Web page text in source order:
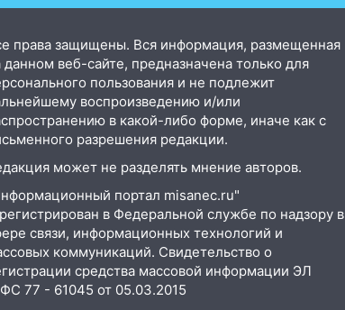
права защищены. Вся информация, размещенная
данном веб-сайте, предназначена только для
пользования и не подлежит
воспроизведению и/или
в какой-либо форме, иначе как с
разрешения редакции.
может не разделять мнение авторов.
портал misanec.ru"
в Федеральной службе по надзору в
связи, информационных технологий и
коммуникаций. Свидетельство о
средства массовой информации ЭЛ
77 - 61045 от 05.03.2015